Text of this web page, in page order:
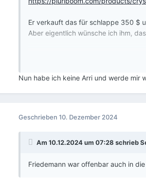
Er verkauft das für schlappe 350 $
Aber eigentlich wünsche ich ihm,
Nun habe ich keine Arri und werde mir
Geschrieben 10. Dezember 2024
Am 10.12.2024 um 07:28 schrieb
Friedemann war offenbar auch in